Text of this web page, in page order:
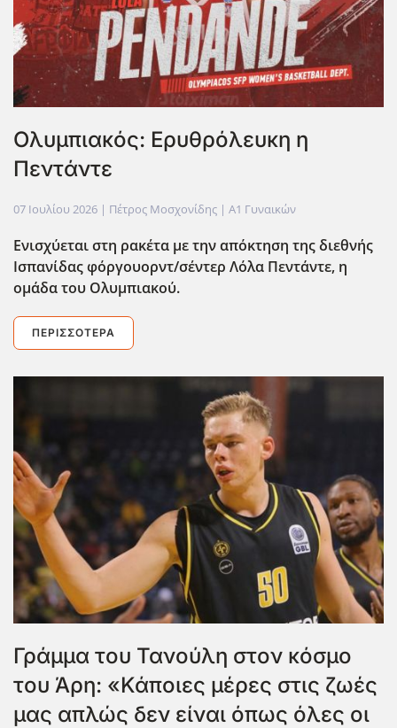
Ολυμπιακός: Ερυθρόλευκη η
Πεντάντε
07 Ιουλίου 2026 | Πέτρος Μοσχονίδης | Α1 Γυναικών
Ενισχύεται στη ρακέτα με την απόκτηση της διεθνής
Ισπανίδας φόργουορντ/σέντερ Λόλα Πεντάντε, η
ομάδα του Ολυμπιακού.
ΠΕΡΙΣΣΌΤΕΡΑ
Γράμμα του Τανούλη στον κόσμο
του Άρη: «Κάποιες μέρες στις ζωές
μας απλώς δεν είναι όπως όλες οι